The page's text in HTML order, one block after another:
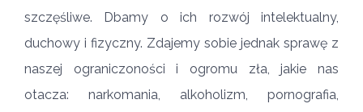
szczęśliwe. Dbamy o ich rozwój intelektualny,
duchowy i fizyczny. Zdajemy sobie jednak sprawę z
naszej ograniczoności i ogromu zła, jakie nas
otacza: narkomania, alkoholizm, pornografia,